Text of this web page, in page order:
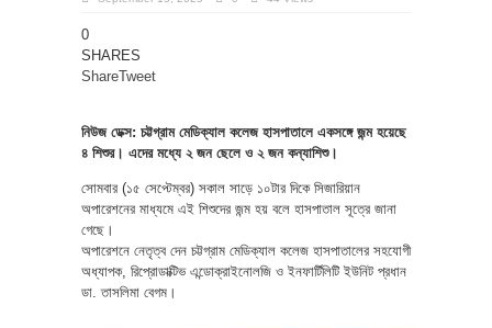
0
SHARES
ShareTweet
নিউজ ডেক্স: চট্টগ্রাম মেডিক্যাল কলেজ হাসপাতালে একসঙ্গে জন্ম হয়েছে
৪ শিশুর। এদের মধ্যে ২ জন ছেলে ও ২ জন কন্যাশিশু।
সোমবার (১৫ সেপ্টেম্বর) সকাল সাড়ে ১০টার দিকে সিজারিয়ান
অপারেশনের মাধ্যমে এই শিশুদের জন্ম হয় বলে হাসপাতাল সূত্রে জানা
গেছে।
অপারেশনে নেতৃত্ব দেন চট্টগ্রাম মেডিক্যাল কলেজ হাসপাতালের সহযোগী
অধ্যাপক, রিপ্রোডাক্টিভ এন্ডোক্রাইনোলজি ও ইনফার্টিলিটি ইউনিট প্রধান
ডা. তাসলিমা বেগম।